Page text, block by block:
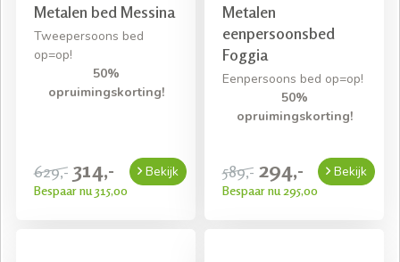
Metalen bed Messina
Tweepersoons bed
op=op!
50%
opruimingskorting!
629,- 314,-
Bespaar nu 315,00
Bekijk
Metalen
eenpersoonsbed
Foggia
Eenpersoons bed op=op!
50%
opruimingskorting!
589,- 294,-
Bespaar nu 295,00
Bekijk